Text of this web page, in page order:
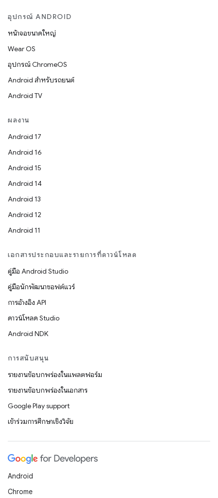
อุปกรณ์ ANDROID
หน้าจอขนาดใหญ่
Wear OS
อุปกรณ์ ChromeOS
Android สำหรับรถยนต์
Android TV
ผลงาน
Android 17
Android 16
Android 15
Android 14
Android 13
Android 12
Android 11
เอกสารประกอบและรายการที่ดาวน์โหลด
คู่มือ Android Studio
คู่มือนักพัฒนาซอฟต์แวร์
การอ้างอิง API
ดาวน์โหลด Studio
Android NDK
การสนับสนุน
รายงานข้อบกพร่องในแพลตฟอร์ม
รายงานข้อบกพร่องในเอกสาร
Google Play support
เข้าร่วมการศึกษาเชิงวิจัย
Android
Chrome